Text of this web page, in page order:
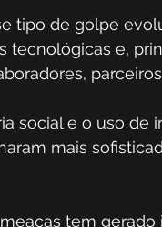
tipo de golpe
tecnológicas e,
social e o uso de
mais
tem